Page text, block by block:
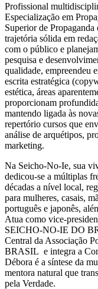
Profissional
Especialização em
Superior de
trajetória sólida em
com o público e
pesquisa e
qualidade, empreendeu
escrita estratégica
estética, áreas
proporcionam
mantendo ligada às
repertório cursos que
análise de arquétipos,
marketing.
Na Seicho-No-Ie, sua
dedicou-se a múltiplas
décadas a nível local,
para mulheres, casais,
português e japonês,
Atua como vice-
SEICHO-NO-IE DO
Central da Associação
BRASIL e integra a
Débora é a síntese da
mentora natural que
pela Verdade.